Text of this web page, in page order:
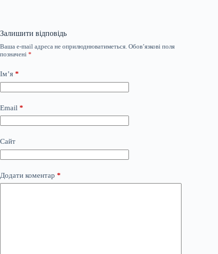
Залишити відповідь
Ваша e-mail адреса не оприлюднюватиметься. Обов’язкові поля
позначені *
Ім’я *
Email *
Сайт
Додати коментар *